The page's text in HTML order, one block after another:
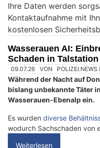
e
i
n
e
n
s
c
h
D
a
Ihre Daten werden
Kontaktaufnahme mit
kostenlosen
Wasserauen AI:
Schaden in